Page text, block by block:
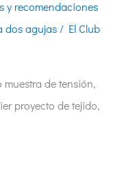
y recomendaciones
dos agujas/ El Club
muestra de tensión,
proyecto de tejido,